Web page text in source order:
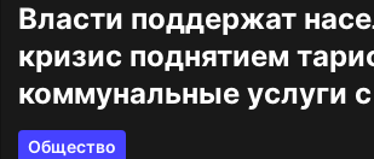
Власти поддержат
кризис поднятием
коммунальные услуги
Общество